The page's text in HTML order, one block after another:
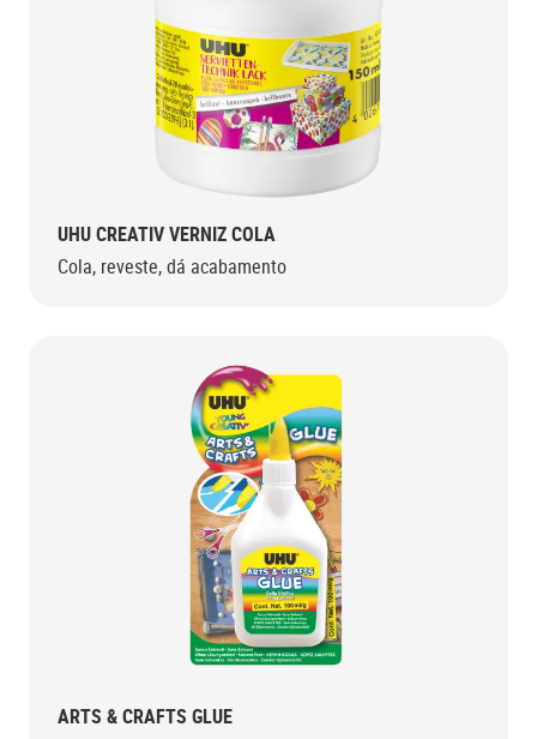
UHU CREATIV VERNIZ COLA
Cola, reveste, dá acabamento
ARTS & CRAFTS GLUE